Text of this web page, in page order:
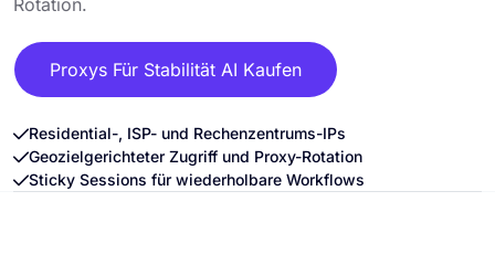
Proxys Für Stabilität AI Kaufen
Residential-, ISP- und Rechenzentrums-IPs
Geozielgerichteter Zugriff und Proxy-Rotation
Sticky Sessions für wiederholbare Workflows